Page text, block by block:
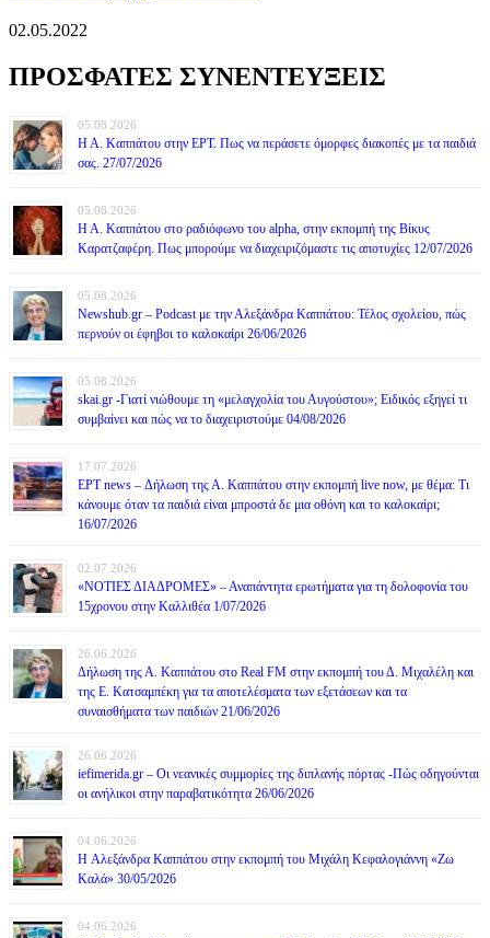
02.05.2022
ΠΡΟΣΦΑΤΕΣ ΣΥΝΕΝΤΕΥΞΕΙΣ
05.08.2026
Η Α. Καππάτου στην ΕΡΤ. Πως να περάσετε όμορφες διακοπές με τα παιδιά
σας. 27/07/2026
05.08.2026
Η Α. Καππάτου στο ραδιόφωνο του alpha, στην εκπομπή της Βίκυς
Καρατζαφέρη. Πως μπορούμε να διαχειριζόμαστε τις αποτυχίες 12/07/2026
05.08.2026
Newshub.gr – Podcast με την Αλεξάνδρα Καππάτου: Τέλος σχολείου, πώς
περνούν οι έφηβοι το καλοκαίρι 26/06/2026
05.08.2026
skai.gr -Γιατί νιώθουμε τη «μελαγχολία του Αυγούστου»; Ειδικός εξηγεί τι
συμβαίνει και πώς να το διαχειριστούμε 04/08/2026
17.07.2026
ΕΡΤ news – Δήλωση της Α. Καππάτου στην εκπομπή live now, με θέμα: Τι
κάνουμε όταν τα παιδιά είναι μπροστά δε μια οθόνη και το καλοκαίρι;
16/07/2026
02.07.2026
«ΝΟΤΙΕΣ ΔΙΑΔΡΟΜΕΣ» – Αναπάντητα ερωτήματα για τη δολοφονία του
15χρονου στην Καλλιθέα 1/07/2026
26.06.2026
Δήλωση της Α. Καππάτου στο Real FM στην εκπομπή του Δ. Μιχαλέλη και
της Ε. Κατσαμπέκη για τα αποτελέσματα των εξετάσεων και τα
συναισθήματα των παιδιών 21/06/2026
26.06.2026
iefimerida.gr – Οι νεανικές συμμορίες της διπλανής πόρτας -Πώς οδηγούνται
οι ανήλικοι στην παραβατικότητα 26/06/2026
04.06.2026
H Αλεξάνδρα Καππάτου στην εκπομπή του Μιχάλη Κεφαλογιάννη «Ζω
Καλά» 30/05/2026
04.06.2026